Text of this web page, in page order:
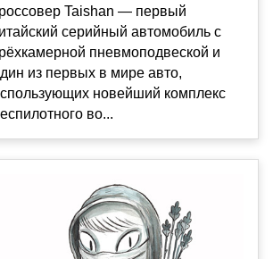
Taishan — первый
серийный автомобиль с
пневмоподвеской и
из первых в мире авто,
новейший комплекс
во...